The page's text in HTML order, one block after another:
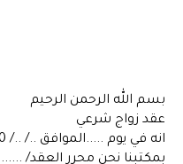
بسم الله الرحمن الرحيم
عقد زواج شرعي
انه في يوم .....الموافق ../ ../ 20 وفي تمام الساعة
بمكتبنا نحن محرر العقد/